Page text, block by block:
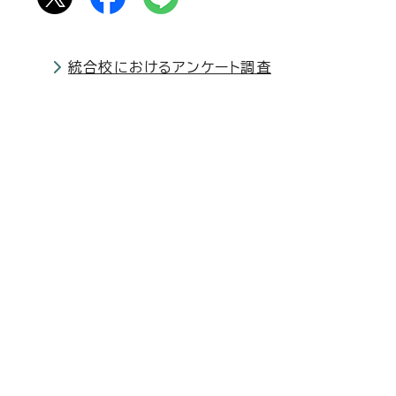
統合校におけるアンケート調査